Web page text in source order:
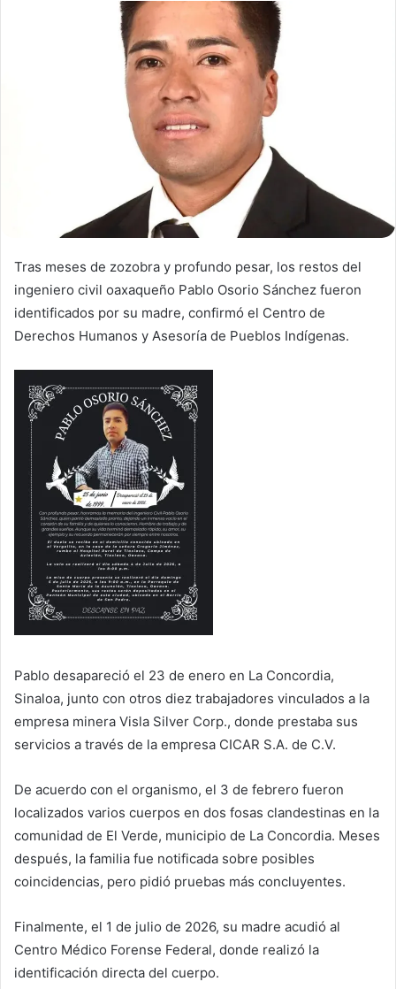
Tras meses de zozobra y profundo pesar, los restos del
ingeniero civil oaxaqueño Pablo Osorio Sánchez fueron
identificados por su madre, confirmó el Centro de
Derechos Humanos y Asesoría de Pueblos Indígenas.
Pablo desapareció el 23 de enero en La Concordia,
Sinaloa, junto con otros diez trabajadores vinculados a la
empresa minera Visla Silver Corp., donde prestaba sus
servicios a través de la empresa CICAR S.A. de C.V.
De acuerdo con el organismo, el 3 de febrero fueron
localizados varios cuerpos en dos fosas clandestinas en la
comunidad de El Verde, municipio de La Concordia. Meses
después, la familia fue notificada sobre posibles
coincidencias, pero pidió pruebas más concluyentes.
Finalmente, el 1 de julio de 2026, su madre acudió al
Centro Médico Forense Federal, donde realizó la
identificación directa del cuerpo.